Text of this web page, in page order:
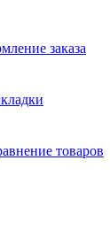
заказа
товаров